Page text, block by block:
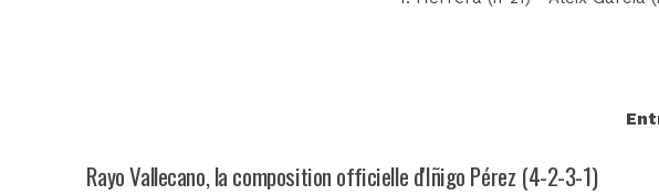
Rayo Vallecano, la composition officielle d'Iñigo Pérez (4-2-3-1)